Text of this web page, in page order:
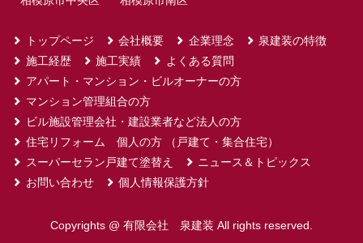
トップページ 会社概要 企業理念
泉建装の特徴
施工経歴
施工実績
よくある質問
アパート・マンション・ビルオーナーの方
マンション管理組合の方
ビル施設管理会社・建設業者など法人の方
住宅リフォーム 個人の方 （戸建て・集合住宅）
スーパーセラン戸建て塗替え
ニュース＆トピックス
お問い合わせ
個人情報保護方針
Copyrights @ 有限会社 泉建装 All rights reserved.